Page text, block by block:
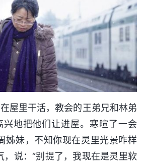
屋里干活，教会的王弟兄和林弟
兴地把他们让进屋。寒暄了一会
姊妹，不知你现在灵里光景咋样
，说：“别提了，我现在是灵里软